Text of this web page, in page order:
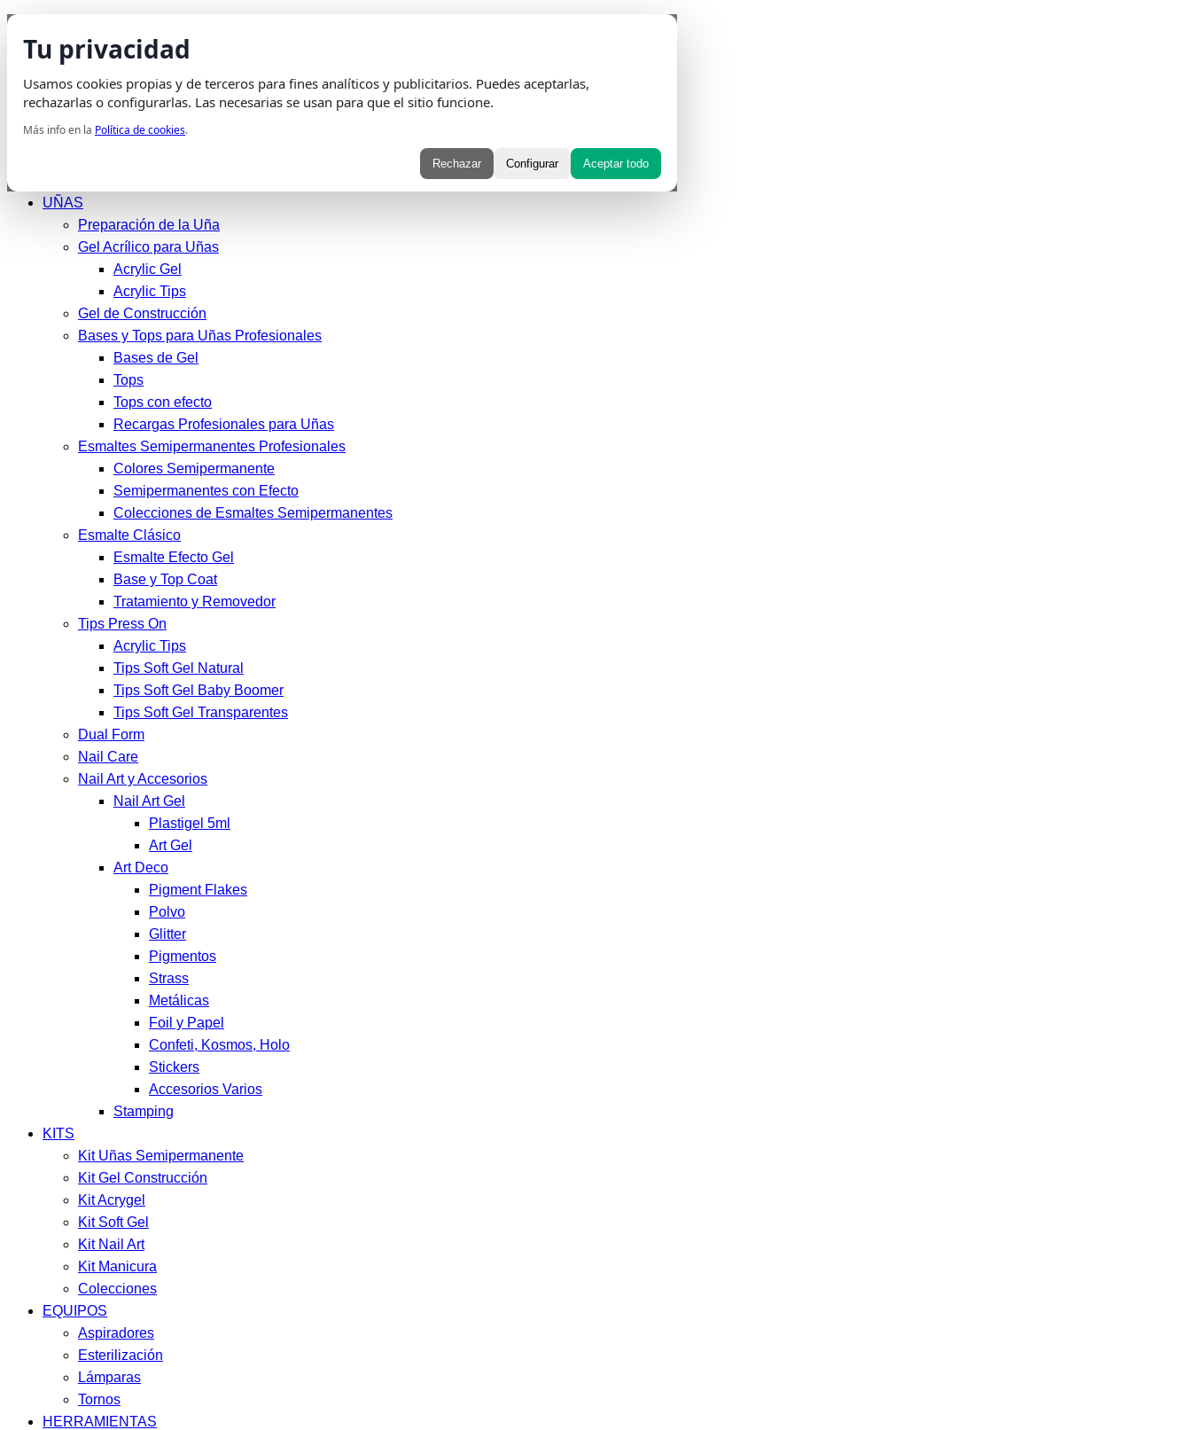
Tu privacidad
Usamos cookies propias y de terceros para fines analíticos y publicitarios. Puedes aceptarlas,
rechazarlas o configurarlas. Las necesarias se usan para que el sitio funcione.
Más info en la Política de cookies.
Rechazar Configurar Aceptar todo
Saltar
contenido
Envio Gratis
Whatsapp Envelope Instagram
Mi cuenta
UÑAS
Preparación de la Uña
Gel Acrílico para Uñas
Acrylic Gel
Acrylic Tips
Gel de Construcción
Bases y Tops para Uñas Profesionales
Bases de Gel
Tops
Tops con efecto
Recargas Profesionales para Uñas
Esmaltes Semipermanentes Profesionales
Colores Semipermanente
Semipermanentes con Efecto
Colecciones de Esmaltes Semipermanentes
Esmalte Clásico
Esmalte Efecto Gel
Base y Top Coat
Tratamiento y Removedor
Tips Press On
Acrylic Tips
Tips Soft Gel Natural
Tips Soft Gel Baby Boomer
Tips Soft Gel Transparentes
Dual Form
Nail Care
Nail Art y Accesorios
Nail Art Gel
Plastigel 5ml
Art Gel
Art Deco
Pigment Flakes
Polvo
Glitter
Pigmentos
Strass
Metálicas
Foil y Papel
Confeti, Kosmos, Holo
Stickers
Accesorios Varios
Stamping
KITS
Kit Uñas Semipermanente
Kit Gel Construcción
Kit Acrygel
Kit Soft Gel
Kit Nail Art
Kit Manicura
Colecciones
EQUIPOS
Aspiradores
Esterilización
Lámparas
Tornos
HERRAMIENTAS